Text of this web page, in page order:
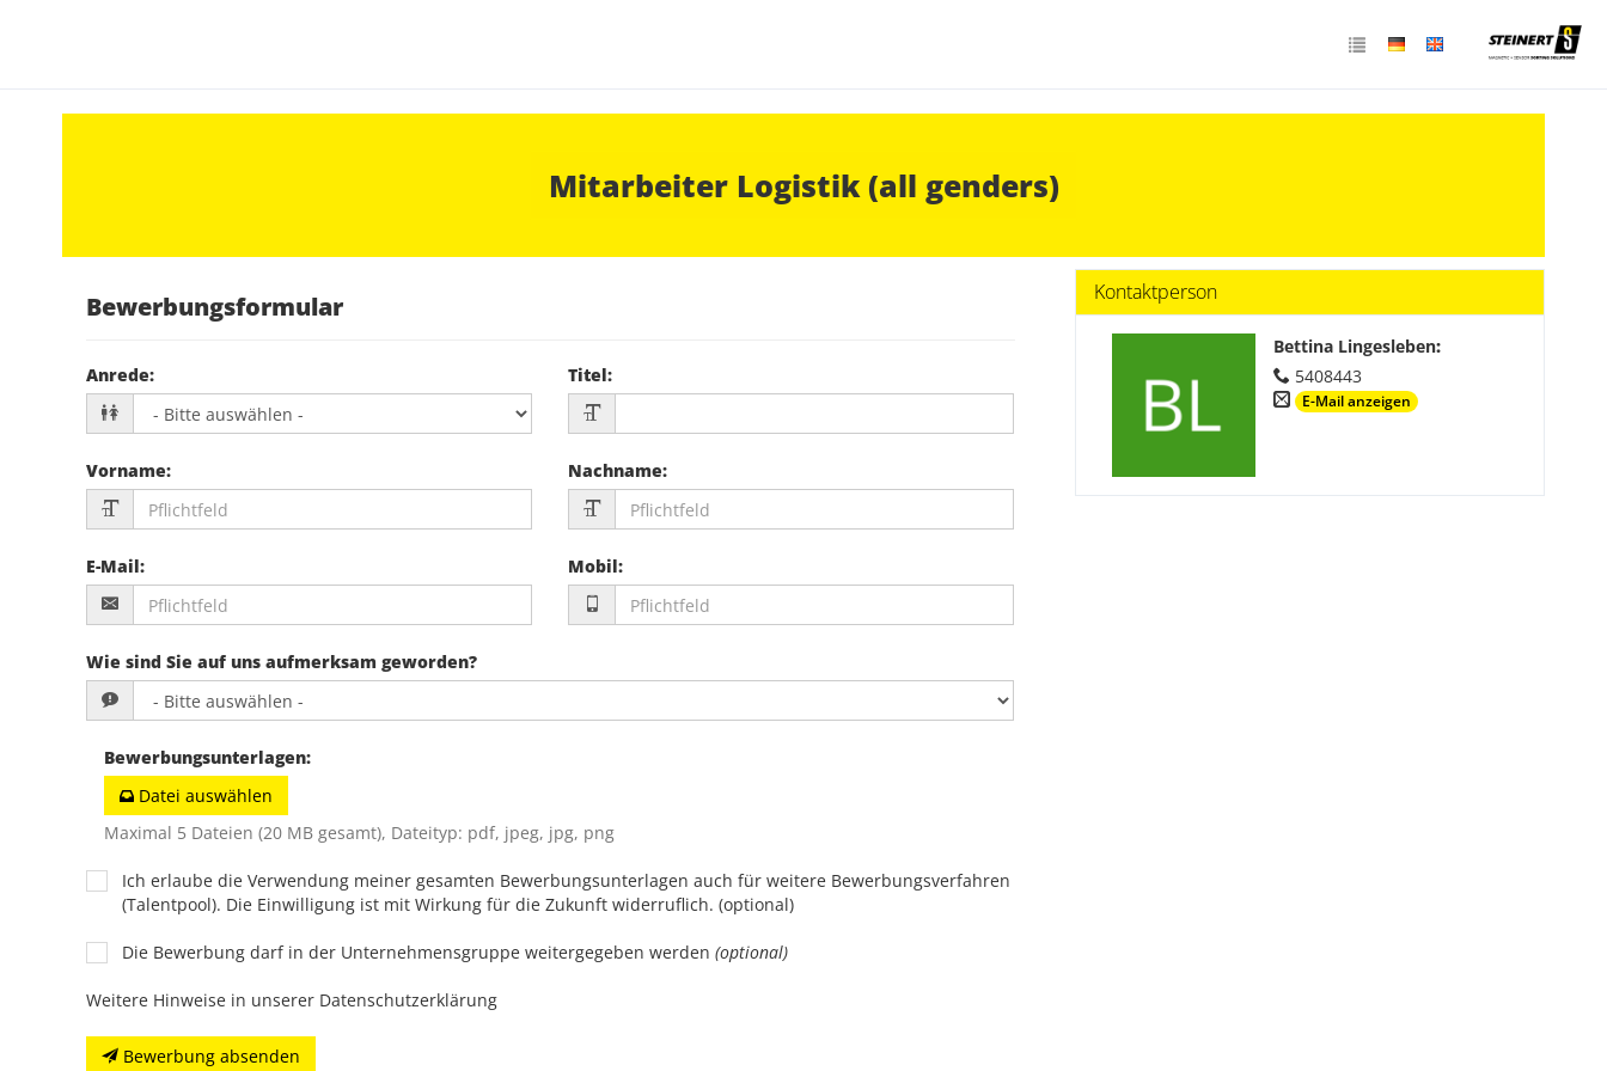
Mitarbeiter Logistik (all genders)
Bewerbungsformular
Anrede: Titel:
Vorname: Nachname:
E-Mail: Mobil:
Wie sind Sie auf uns aufmerksam geworden?
Bewerbungsunterlagen:
Datei auswählen
Maximal 5 Dateien (20 MB gesamt), Dateityp: pdf, jpeg, jpg, png
Ich erlaube die Verwendung meiner gesamten Bewerbungsunterlagen auch für weitere Bewerbungsverfahren
(Talentpool). Die Einwilligung ist mit Wirkung für die Zukunft widerruflich. (optional)
Die Bewerbung darf in der Unternehmensgruppe weitergegeben werden (optional)
Weitere Hinweise in unserer Datenschutzerklärung
Bewerbung absenden
Kontaktperson
Bettina Lingesleben:
5408443
E-Mail anzeigen